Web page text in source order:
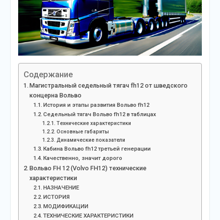
Содержание
Магистральный седельный тягач fh12 от шведского
концерна Вольво
История и этапы развития Вольво fh12
Седельный тягач Вольво fh12 в таблицах
Технические характеристики
Основные габариты
Динамические показатели
Кабина Вольво fh12 третьей генерации
Качественно, значит дорого
Вольво FH 12 (Volvo FH12) технические
характеристики
НАЗНАЧЕНИЕ
ИСТОРИЯ
МОДИФИКАЦИИ
ТЕХНИЧЕСКИЕ ХАРАКТЕРИСТИКИ